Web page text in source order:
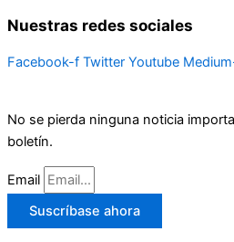
Nuestras redes sociales
Facebook-f Twitter Youtube
No se pierda ninguna noticia
boletín.
Email
Suscríbase ahora